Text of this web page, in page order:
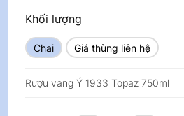
Khối lượng
Chai Giá thùng liên hệ
Rượu vang Ý 1933 Topaz 750ml